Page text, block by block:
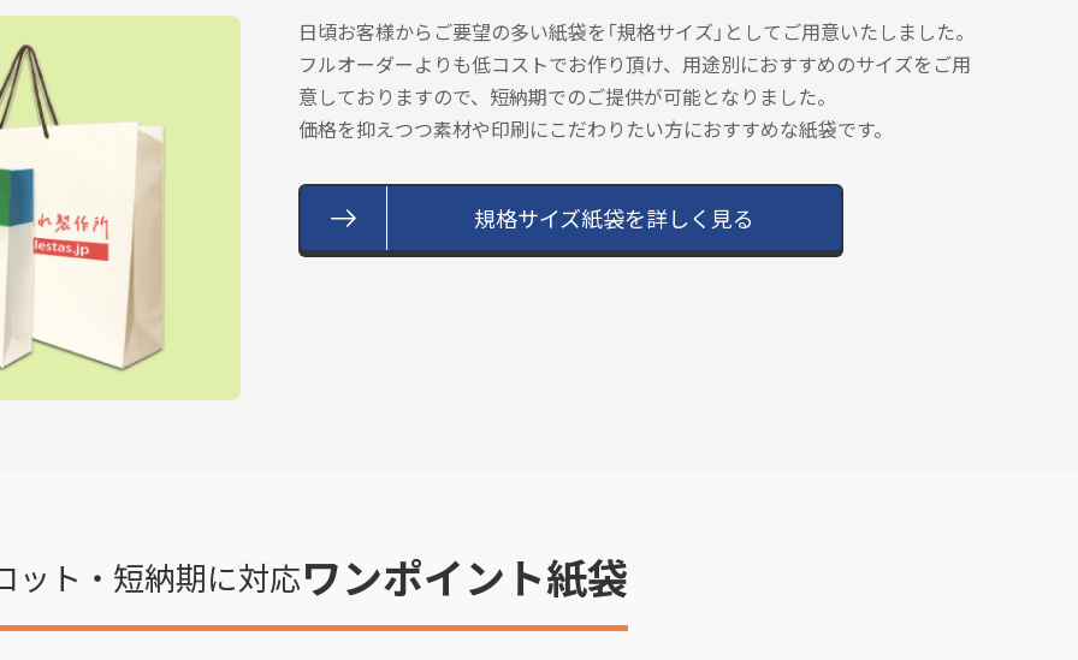
日頃お客様からご要望の多い紙袋を「規格サイズ」としてご用意いたしました。
フルオーダーよりも低コストでお作り頂け、用途別におすすめのサイズをご用
意しておりますので、短納期でのご提供が可能となりました。
価格を抑えつつ素材や印刷にこだわりたい方におすすめな紙袋です。
規格サイズ紙袋を詳しく見る
ット・短納期に対応ワンポイント紙袋